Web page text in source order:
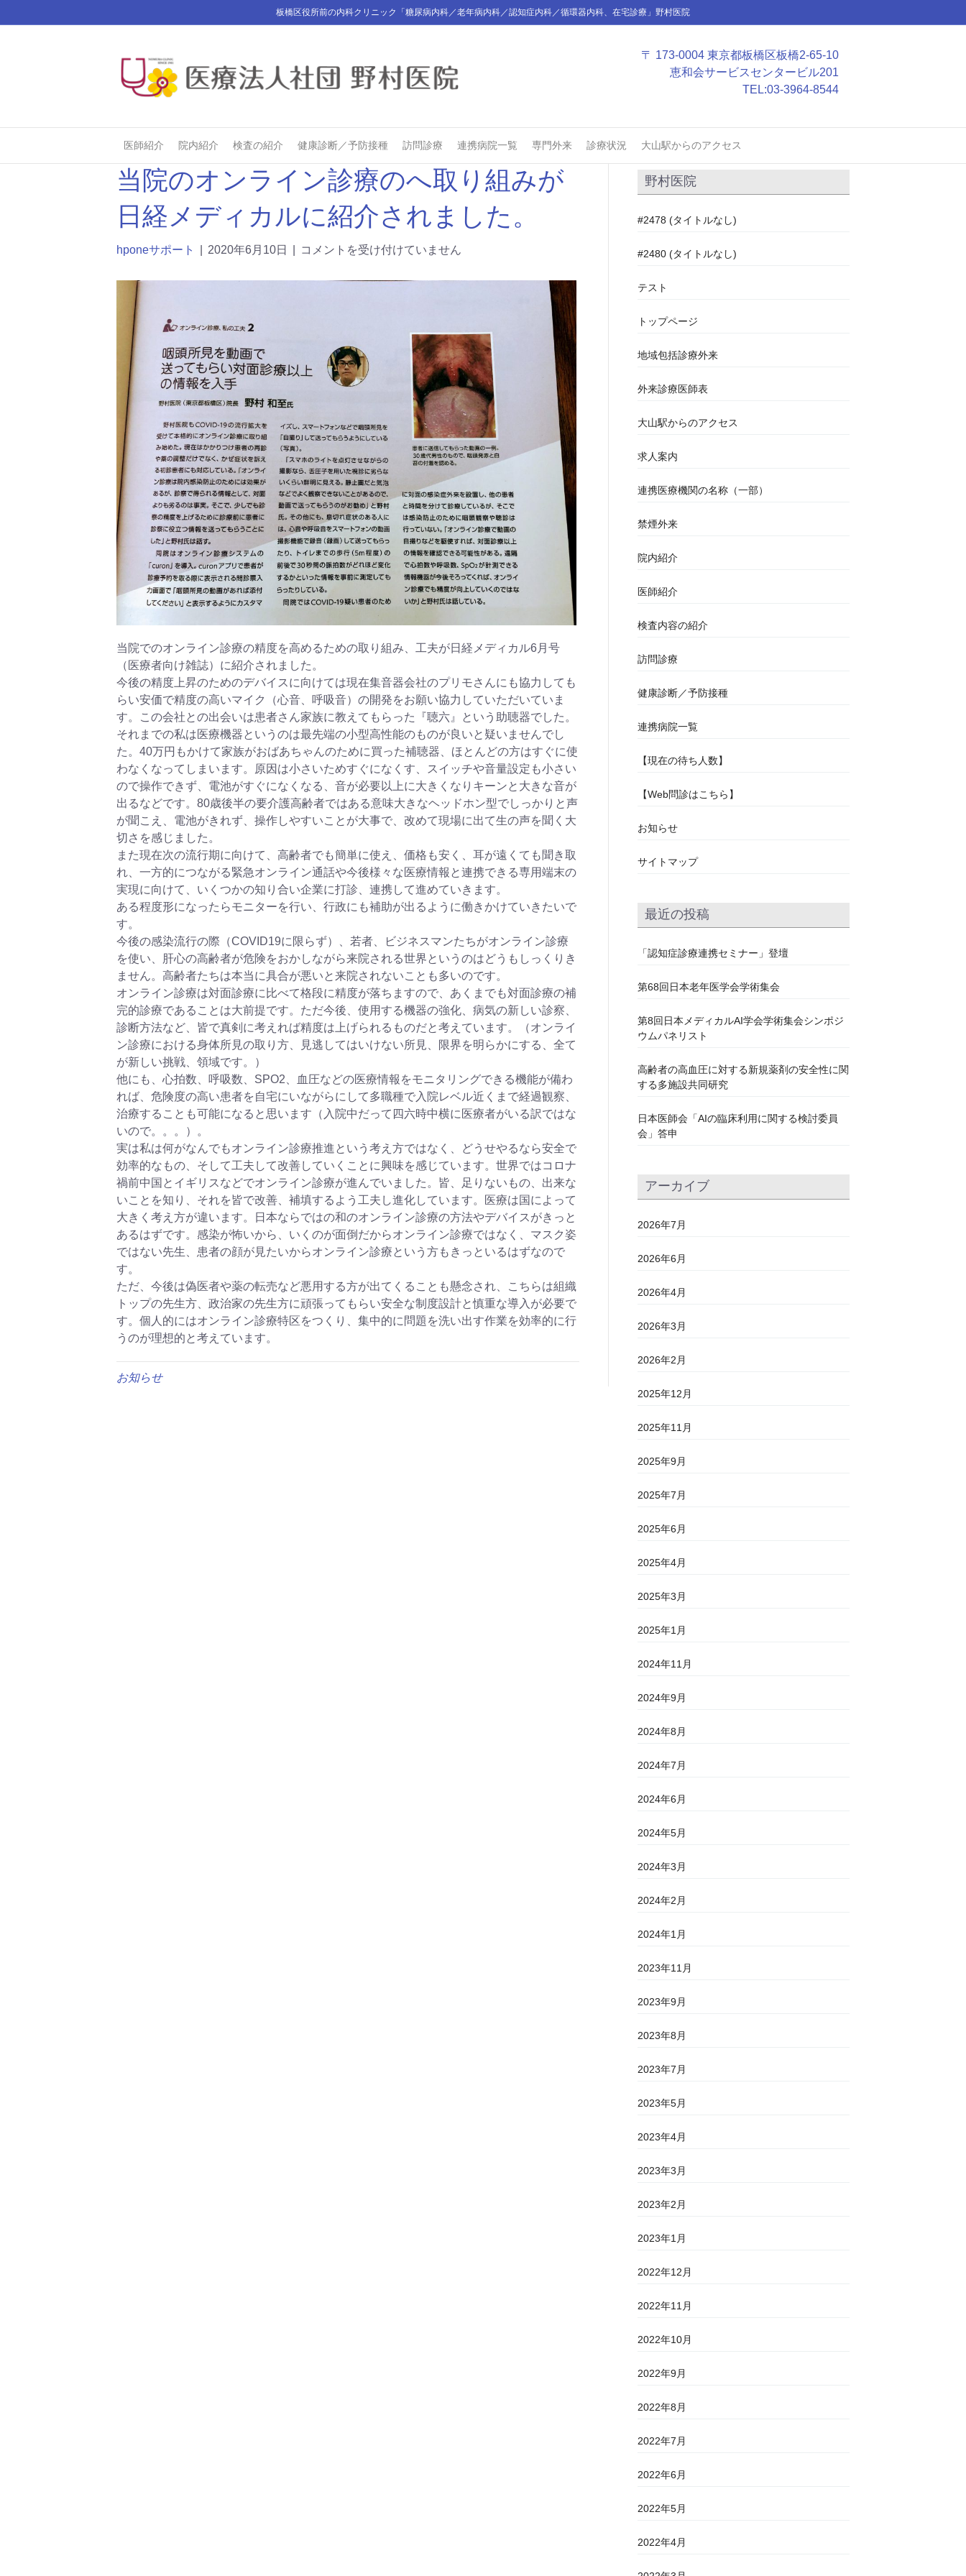
板橋区役所前の内科クリニック「糖尿病内科／老年病内科／認知症内科／循環器内科、在宅診療」野村医院
〒 173-0004 東京都板橋区板橋2-65-10
恵和会サービスセンタービル201
TEL:03-3964-8544
医師紹介 院内紹介 検査の紹介 健康診断／予防接種 訪問診療 連携病院一覧 専門外来 診療状況 大山駅からのアクセス
当院のオンライン診療のへ取り組みが
日経メディカルに紹介されました。
hponeサポート 2020年6月10日 コメントを受け付けていません
当院でのオンライン診療の精度を高めるための取り組み、工夫が日経メディカル6月号
（医療者向け雑誌）に紹介されました。
今後の精度上昇のためのデバイスに向けては現在集音器会社のプリモさんにも協力しても
らい安価で精度の高いマイク（心音、呼吸音）の開発をお願い協力していただいていま
す。この会社との出会いは患者さん家族に教えてもらった『聴六』という助聴器でした。
それまでの私は医療機器というのは最先端の小型高性能のものが良いと疑いませんでし
た。40万円もかけて家族がおばあちゃんのために買った補聴器、ほとんどの方はすぐに使
わなくなってしまいます。原因は小さいためすぐになくす、スイッチや音量設定も小さい
ので操作できず、電池がすぐになくなる、音が必要以上に大きくなりキーンと大きな音が
出るなどです。80歳後半の要介護高齢者ではある意味大きなヘッドホン型でしっかりと声
が聞こえ、電池がきれず、操作しやすいことが大事で、改めて現場に出て生の声を聞く大
切さを感じました。
また現在次の流行期に向けて、高齢者でも簡単に使え、価格も安く、耳が遠くても聞き取
れ、一方的につながる緊急オンライン通話や今後様々な医療情報と連携できる専用端末の
実現に向けて、いくつかの知り合い企業に打診、連携して進めていきます。
ある程度形になったらモニターを行い、行政にも補助が出るように働きかけていきたいで
す。
今後の感染流行の際（COVID19に限らず）、若者、ビジネスマンたちがオンライン診療
を使い、肝心の高齢者が危険をおかしながら来院される世界というのはどうもしっくりき
ません。高齢者たちは本当に具合が悪いと来院されないことも多いのです。
オンライン診療は対面診療に比べて格段に精度が落ちますので、あくまでも対面診療の補
完的診療であることは大前提です。ただ今後、使用する機器の強化、病気の新しい診察、
診断方法など、皆で真剣に考えれば精度は上げられるものだと考えています。（オンライ
ン診療における身体所見の取り方、見逃してはいけない所見、限界を明らかにする、全て
が新しい挑戦、領域です。）
他にも、心拍数、呼吸数、SPO2、血圧などの医療情報をモニタリングできる機能が備わ
れば、危険度の高い患者を自宅にいながらにして多職種で入院レベル近くまで経過観察、
治療することも可能になると思います（入院中だって四六時中横に医療者がいる訳ではな
いので。。。）。
実は私は何がなんでもオンライン診療推進という考え方ではなく、どうせやるなら安全で
効率的なもの、そして工夫して改善していくことに興味を感じています。世界ではコロナ
禍前中国とイギリスなどでオンライン診療が進んでいました。皆、足りないもの、出来な
いことを知り、それを皆で改善、補填するよう工夫し進化しています。医療は国によって
大きく考え方が違います。日本ならではの和のオンライン診療の方法やデバイスがきっと
あるはずです。感染が怖いから、いくのが面倒だからオンライン診療ではなく、マスク姿
ではない先生、患者の顔が見たいからオンライン診療という方もきっといるはずなので
す。
ただ、今後は偽医者や薬の転売など悪用する方が出てくることも懸念され、こちらは組織
トップの先生方、政治家の先生方に頑張ってもらい安全な制度設計と慎重な導入が必要で
す。個人的にはオンライン診療特区をつくり、集中的に問題を洗い出す作業を効率的に行
うのが理想的と考えています。
お知らせ
野村医院
#2478 (タイトルなし)
#2480 (タイトルなし)
テスト
トップページ
地域包括診療外来
外来診療医師表
大山駅からのアクセス
求人案内
連携医療機関の名称（一部）
禁煙外来
院内紹介
医師紹介
検査内容の紹介
訪問診療
健康診断／予防接種
連携病院一覧
【現在の待ち人数】
【Web問診はこちら】
お知らせ
サイトマップ
最近の投稿
「認知症診療連携セミナー」登壇
第68回日本老年医学会学術集会
第8回日本メディカルAI学会学術集会シンポジ
ウムパネリスト
高齢者の高血圧に対する新規薬剤の安全性に関
する多施設共同研究
日本医師会「AIの臨床利用に関する検討委員
会」答申
アーカイブ
2026年7月
2026年6月
2026年4月
2026年3月
2026年2月
2025年12月
2025年11月
2025年9月
2025年7月
2025年6月
2025年4月
2025年3月
2025年1月
2024年11月
2024年9月
2024年8月
2024年7月
2024年6月
2024年5月
2024年3月
2024年2月
2024年1月
2023年11月
2023年9月
2023年8月
2023年7月
2023年5月
2023年4月
2023年3月
2023年2月
2023年1月
2022年12月
2022年11月
2022年10月
2022年9月
2022年8月
2022年7月
2022年6月
2022年5月
2022年4月